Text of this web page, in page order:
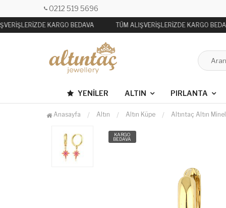
0212 519 5696
KARGO BEDAVA TÜM ALIŞVERİŞLERİZDE KARGO
YENILER ALTIN PIRLANTA
Anasayfa Altın Altın Küpe Altıntaç Altın
KARGO
BEDAVA